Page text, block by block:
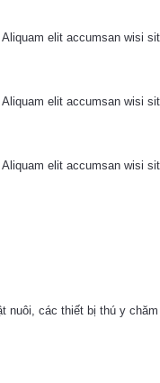
elit accumsan wisi sit
elit accumsan wisi sit
elit accumsan wisi sit
nuôi, các thiết bị thú y chăm